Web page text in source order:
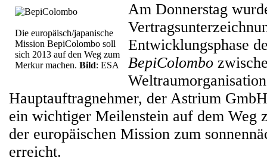
Die europäisch/japanische
Mission BepiColombo soll
sich 2013 auf den Weg zum
Merkur machen. Bild: ESA
Am Donnerstag
Entwicklungsphase
BepiColombo
Hauptauftragnehmer, der Astrium
ein wichtiger Meilenstein auf dem Weg
der europäischen Mission zum
erreicht.